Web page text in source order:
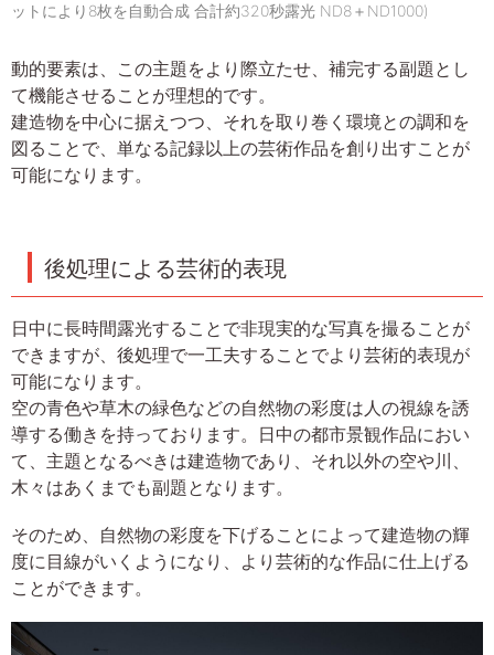
ットにより8枚を自動合成 合計約320秒露光 ND8＋ND1000)
動的要素は、この主題をより際立たせ、補完する副題とし
て機能させることが理想的です。
建造物を中心に据えつつ、それを取り巻く環境との調和を
図ることで、単なる記録以上の芸術作品を創り出すことが
可能になります。
後処理による芸術的表現
日中に長時間露光することで非現実的な写真を撮ることが
できますが、後処理で一工夫することでより芸術的表現が
可能になります。
空の青色や草木の緑色などの自然物の彩度は人の視線を誘
導する働きを持っております。日中の都市景観作品におい
て、主題となるべきは建造物であり、それ以外の空や川、
木々はあくまでも副題となります。
そのため、自然物の彩度を下げることによって建造物の輝
度に目線がいくようになり、より芸術的な作品に仕上げる
ことができます。